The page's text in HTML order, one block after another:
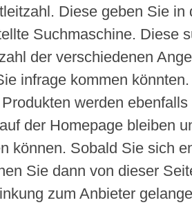
Diese geben Sie in
Suchmaschine. Diese
der verschiedenen
infrage kommen
werden
der Homepage bleiben
können. Sobald Sie sich
Sie dann von dieser
zum Anbieter